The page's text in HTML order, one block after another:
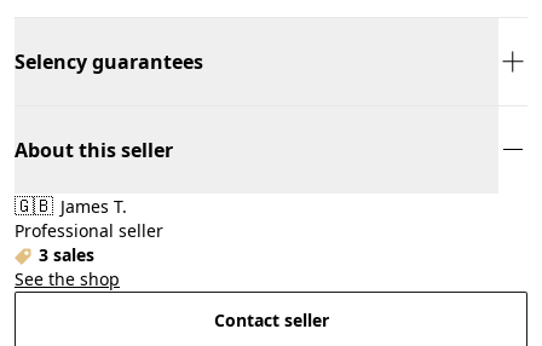
Selency guarantees
About this seller
🇬🇧 James T.
Professional seller
3 sales
See the shop
Contact seller